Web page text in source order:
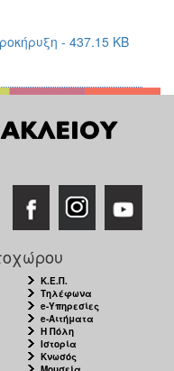
- 437.15 KB
Κ.Ε.Π.
Τηλέφωνα
e-Υπηρεσίες
e-Αιτήματα
Η Πόλη
Ιστορία
Κνωσός